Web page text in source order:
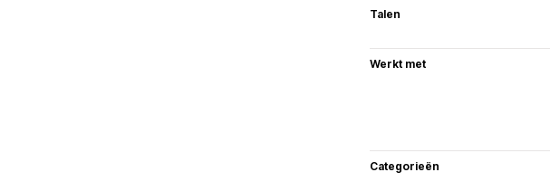
Talen
Werkt met
Categorieën